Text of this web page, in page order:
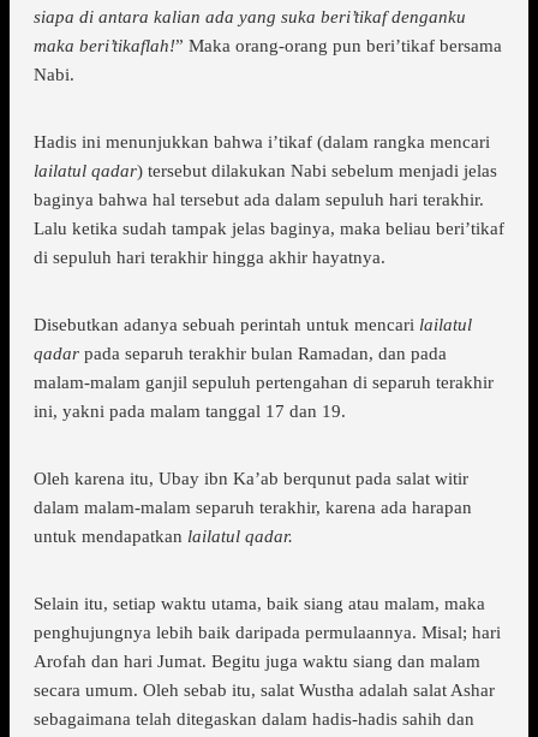
siapa di antara kalian ada yang suka beri’tikaf denganku
maka beri’tikaflah!” Maka orang-orang pun beri’tikaf bersama
Nabi.
Hadis ini menunjukkan bahwa i’tikaf (dalam rangka mencari
lailatul qadar) tersebut dilakukan Nabi sebelum menjadi jelas
baginya bahwa hal tersebut ada dalam sepuluh hari terakhir.
Lalu ketika sudah tampak jelas baginya, maka beliau beri’tikaf
di sepuluh hari terakhir hingga akhir hayatnya.
Disebutkan adanya sebuah perintah untuk mencari lailatul
qadar pada separuh terakhir bulan Ramadan, dan pada
malam-malam ganjil sepuluh pertengahan di separuh terakhir
ini, yakni pada malam tanggal 17 dan 19.
Oleh karena itu, Ubay ibn Ka’ab berqunut pada salat witir
dalam malam-malam separuh terakhir, karena ada harapan
untuk mendapatkan lailatul qadar.
Selain itu, setiap waktu utama, baik siang atau malam, maka
penghujungnya lebih baik daripada permulaannya. Misal; hari
Arofah dan hari Jumat. Begitu juga waktu siang dan malam
secara umum. Oleh sebab itu, salat Wustha adalah salat Ashar
sebagaimana telah ditegaskan dalam hadis-hadis sahih dan